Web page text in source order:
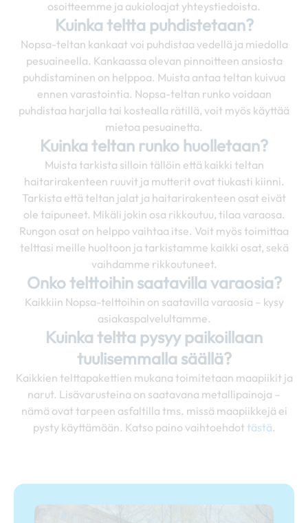
osoitteemme ja aukioloajat yhteystiedoista.
Kuinka teltta puhdistetaan?
Nopsa-teltan kankaat voi puhdistaa vedellä ja miedolla
pesuaineella. Kankaassa olevan pinnoitteen ansiosta
puhdistaminen on helppoa. Muista antaa teltan kuivua
ennen varastointia. Nopsa-teltan runko voidaan
puhdistaa harjalla tai kostealla rätillä, voit myös käyttää
mietoa pesuainetta.
Kuinka teltan runko huolletaan?
Muista tarkista silloin tällöin että kaikki teltan
haitarirakenteen ruuvit ja mutterit ovat tiukasti kiinni.
Tarkista että teltan jalat ja haitarirakenteen osat eivät
ole taipuneet. Mikäli jokin osa rikkoutuu, tilaa varaosa.
Rungon osat on helppo vaihtaa itse. Voit myös toimittaa
telttasi meille huoltoon ja tarkistamme kaikki osat, sekä
vaihdamme rikkoutuneet.
Onko telttoihin saatavilla varaosia?
Kaikkiin Nopsa-telttoihin on saatavilla varaosia – kysy
asiakaspalvelultamme.
Kuinka teltta pysyy paikoillaan
tuulisemmalla säällä?
Kaikkien telttapakettien mukana toimitetaan maapiikit ja
narut. Lisävarusteina on saatavana metallipainoja –
nämä ovat tarpeen asfaltilla tms. missä maapiikkejä ei
pysty käyttämään. Katso paino vaihtoehdot tästä.